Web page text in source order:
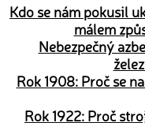
Kdo se nám pokusil
málem
Nebezpečný
Rok 1908: Proč se
Rok 1922: Proč